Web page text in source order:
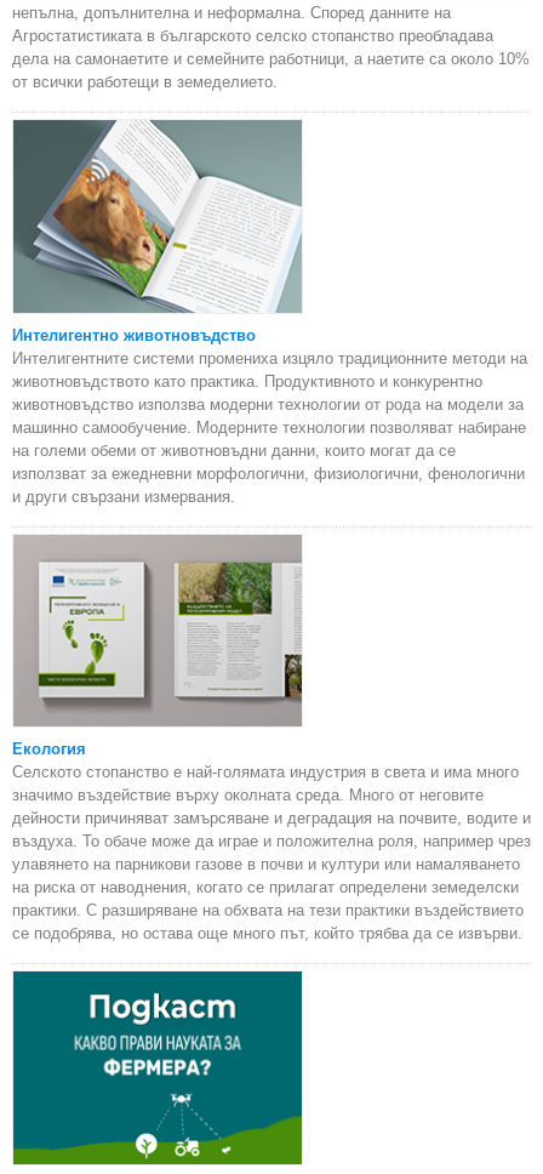
непълна, допълнителна и неформална. Според данните на
Агростатистиката в българското селско стопанство преобладава
дела на самонаетите и семейните работници, а наетите са около 10%
от всички работещи в земеделието.
Интелигентно животновъдство
Интелигентните системи промениха изцяло традиционните методи на
животновъдството като практика. Продуктивното и конкурентно
животновъдство използва модерни технологии от рода на модели за
машинно самообучение. Модерните технологии позволяват набиране
на големи обеми от животновъдни данни, които могат да се
използват за ежедневни морфологични, физиологични, фенологични
и други свързани измервания.
Екология
Селското стопанство е най-голямата индустрия в света и има много
значимо въздействие върху околната среда. Много от неговите
дейности причиняват замърсяване и деградация на почвите, водите и
въздуха. То обаче може да играе и положителна роля, например чрез
улавянето на парникови газове в почви и култури или намаляването
на риска от наводнения, когато се прилагат определени земеделски
практики. С разширяване на обхвата на тези практики въздействието
се подобрява, но остава още много път, който трябва да се извърви.